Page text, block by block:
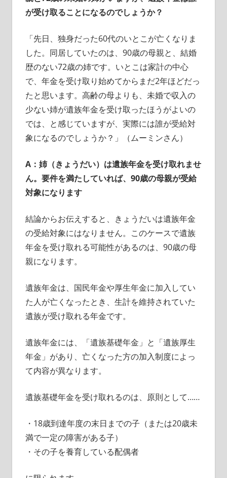
が受け取ることになるのでしょうか？
「先日、独身だった60代のいとこが亡くなりま
した。同居していたのは、90歳の母親と、結婚
歴のない72歳の姉です。いとこは家計の中心
で、年金を受け取り始めてからまだ2年ほどだっ
たと思います。高齢の母よりも、未婚で収入の
少ない姉が遺族年金を受け取ったほうがよいの
では、と感じていますが、実際には誰が受給対
象になるのでしょうか？」（ムーミンさん）
A：姉（きょうだい）は遺族年金を受け取れませ
ん。要件を満たしていれば、90歳の母親が受給
対象になります
結論からお伝えすると、きょうだいは遺族年金
の受給対象にはなりません。このケースで遺族
年金を受け取れる可能性があるのは、90歳の母
親になります。
遺族年金は、国民年金や厚生年金に加入してい
た人が亡くなったとき、生計を維持されていた
遺族が受け取れる年金です。
遺族年金には、「遺族基礎年金」と「遺族厚生
年金」があり、亡くなった方の加入制度によっ
て内容が異なります。
遺族基礎年金を受け取れるのは、原則として……
・18歳到達年度の末日までの子（または20歳未
満で一定の障害がある子）
・その子を養育している配偶者